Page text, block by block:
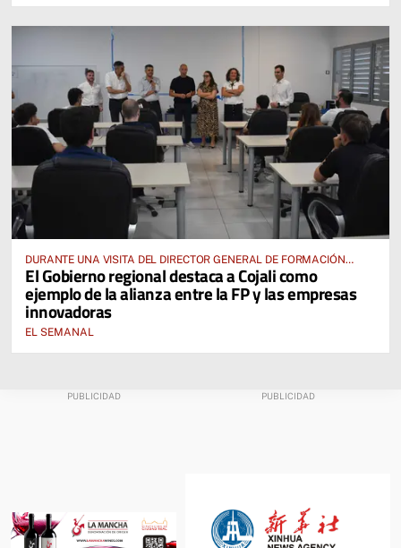
DURANTE UNA VISITA DEL DIRECTOR GENERAL DE FORMACIÓN
PROFESIONAL, JOSÉ RODRIGO CERRILLO
El Gobierno regional destaca a Cojali como
ejemplo de la alianza entre la FP y las empresas
innovadoras
EL SEMANAL